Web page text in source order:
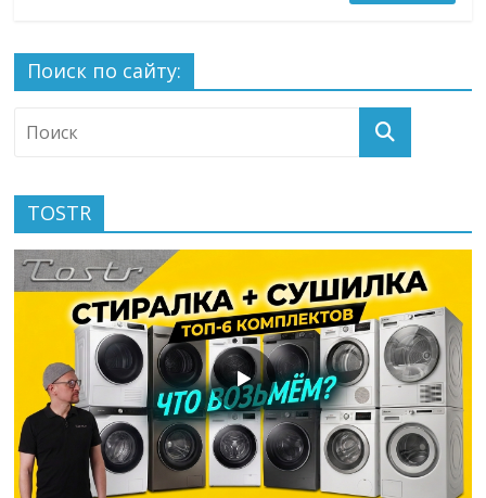
Поиск по сайту:
TOSTR